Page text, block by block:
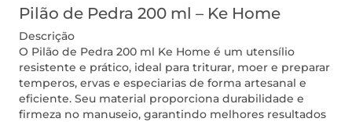
Pilão de Pedra 200 ml – Ke Home
Descrição
O Pilão de Pedra 200 ml Ke Home é um utensílio
resistente e prático, ideal para triturar, moer e preparar
temperos, ervas e especiarias de forma artesanal e
eficiente. Seu material proporciona durabilidade e
firmeza no manuseio, garantindo melhores resultados